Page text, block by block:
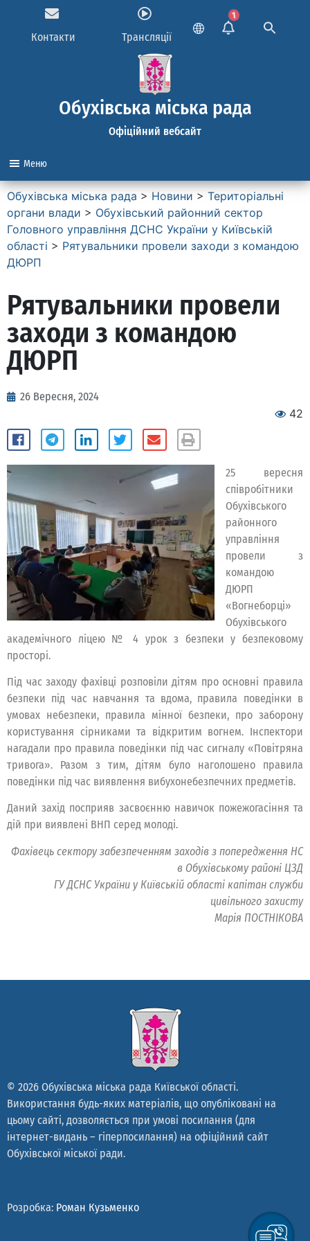
Контакти Трансляції
1
Обухівська міська рада
Офіційний вебсайт
Меню
Обухівська міська рада > Новини > Територіальні
органи влади > Обухівський районний сектор
Головного управління ДСНС України у Київській
області > Рятувальники провели заходи з командою
ДЮРП
Рятувальники провели
заходи з командою
ДЮРП
26 Вересня, 2024
42
25 вересня
співробітники
Обухівського
районного
управління
провели з
командою
ДЮРП
«Вогнеборці»
Обухівського
академічного ліцею № 4 урок з безпеки у безпековому
просторі.
Під час заходу фахівці розповіли дітям про основні правила
безпеки під час навчання та вдома, правила поведінки в
умовах небезпеки, правила мінної безпеки, про заборону
користування сірниками та відкритим вогнем. Інспектори
нагадали про правила поведінки під час сигналу «Повітряна
тривога». Разом з тим, дітям було наголошено правила
поведінки під час виявлення вибухонебезпечних предметів.
Даний захід посприяв засвоєнню навичок пожежогасіння та
дій при виявлені ВНП серед молоді.
Фахівець сектору забезпеченням заходів з попередження НС
в Обухівському районі ЦЗД
ГУ ДСНС України у Київській області капітан служби
цивільного захисту
Марія ПОСТНІКОВА
© 2026 Обухівська міська рада Київської області.
Використання будь-яких матеріалів, що опубліковані на
цьому сайті, дозволяється при умові посилання (для
інтернет-видань – гіперпосилання) на офіційний сайт
Обухівської міської ради.
Розробка: Роман Кузьменко